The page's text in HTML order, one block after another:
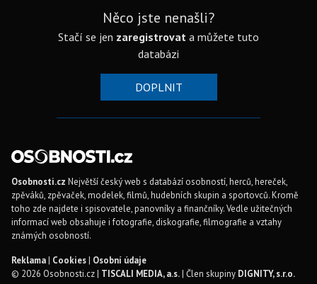
Něco jste nenašli?
Stačí se jen zaregistrovat a můžete tuto
databázi
DOPLNIT
Osobnosti.cz Největší český web s databází osobností, herců, hereček,
zpěváků, zpěvaček, modelek, filmů, hudebních skupin a sportovců. Kromě
toho zde najdete i spisovatele, panovníky a finančníky. Vedle užitečných
informací web obsahuje i fotografie, diskografie, filmografie a vztahy
známých osobností.
Reklama| Cookies| Osobní údaje
© 2026 Osobnosti.cz | TISCALI MEDIA, a.s.| Člen skupiny DIGNITY, s.r.o.